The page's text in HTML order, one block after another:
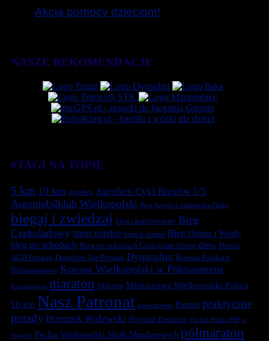
Akcja pomocy dzieciom!
NASZE REKOMENDACJE
#TAGI NA TOPIE
5 km 10 km Agrobex Agrobex Cykl Biegów 5/5
Automobilklub Wielkopolski Bieg Agrobex zalasewska Piątka
biegaj i zwiedzaj bieg charytatywny Bieg
Czekoladowy biegi górskie biegi w terenie Bieg Ognia i Wody
bieg po schodach Bieg po schodach Collegium Altum dieta Domix
AGD Poznań Duathlon Tor Poznań Dynasplint Korona Polskich
Półmaratonów Korona Wielkopolski w Półmaratonie
Koronawirus maraton Millano Mistrzostwa Wielkopolski Policji
10 km Nasz Patronat nawodnienie Poznań praktyczne
porady Przemek Walewski Przystań Posnania Puchar Polski PSP w
biegach Puchar Wielkopolski Służb Mundurowych półmaraton